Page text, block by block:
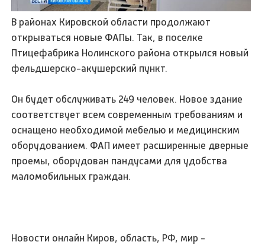
В районах Кировской области продолжают
открываться новые ФАПы. Так, в поселке
Птицефабрика Нолинского района открылся новый
фельдшерско-акушерский пункт.
Он будет обслуживать 249 человек. Новое здание
соответствует всем современным требованиям и
оснащено необходимой мебелью и медицинским
оборудованием. ФАП имеет расширенные дверные
проемы, оборудован пандусами для удобства
маломобильных граждан.
Новости онлайн Киров, область, РФ, мир -